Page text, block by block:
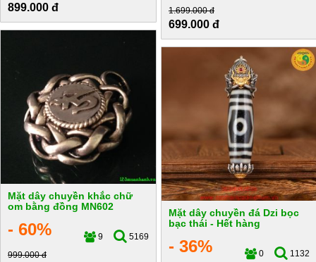
899.000 đ
1.699.000 đ
699.000 đ
Mặt dây chuyền khắc chữ
om bằng đồng MN602
- 60% 9
5169
999.000 đ
Mặt dây chuyền đá Dzi bọc
bạc thái - Hết hàng
- 36% 0
1132